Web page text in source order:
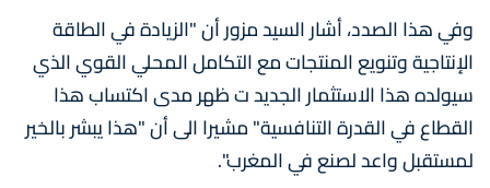
وفي هذا الصدد، أشار السيد مزور أن "الزيادة في الطاقة
الإنتاجية وتنويع المنتجات مع التكامل المحلي القوي الذي
سيولده هذا الاستثمار الجديد ت ظهر مدى اكتساب هذا
القطاع في القدرة التنافسية" مشيرا الى أن "هذا يبشر بالخير
لمستقبل واعد لصنع في المغرب".